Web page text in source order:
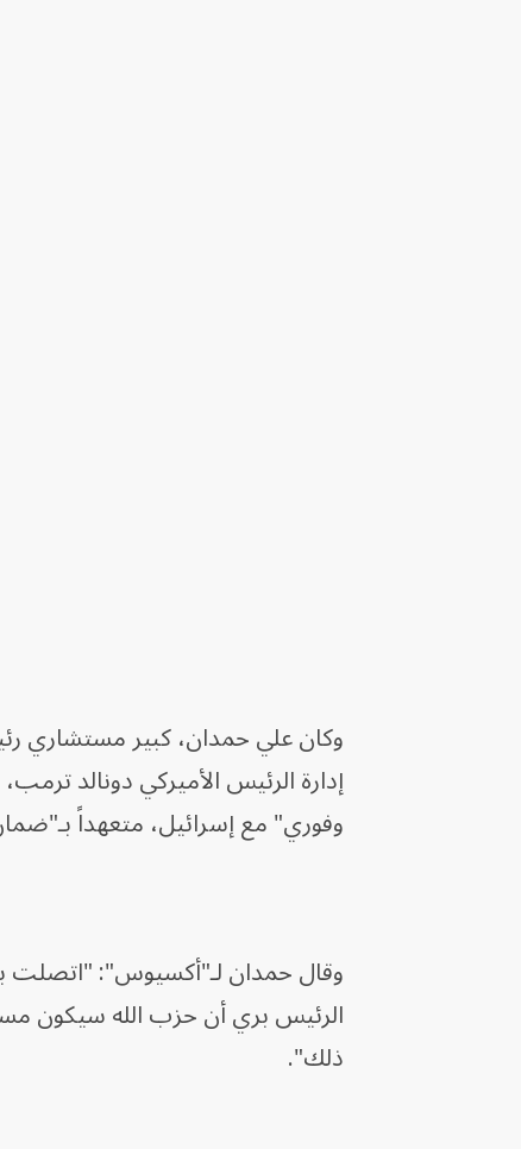
وكان علي حمدان، كبير مستشاري
إدارة الرئيس الأميركي دونالد
وفوري" مع إسرائيل، متعهداً
وقال حمدان لـ"أكسيوس": "اتصلت
الرئيس بري أن حزب الله سيكون
ذلك".